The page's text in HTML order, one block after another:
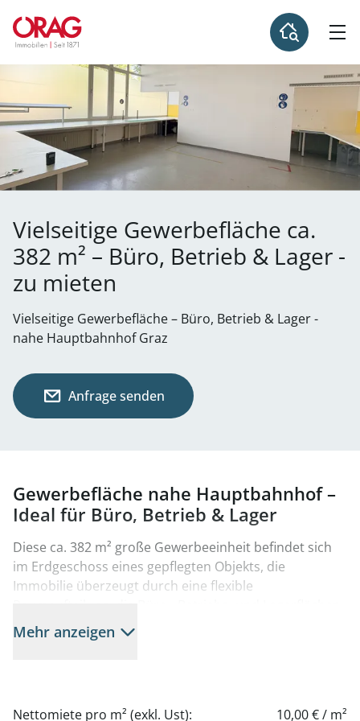
Vielseitige Gewerbefläche ca.
382 m² – Büro, Betrieb & Lager -
zu mieten
Vielseitige Gewerbefläche – Büro, Betrieb & Lager -
nahe Hauptbahnhof Graz
Anfrage senden
Gewerbefläche nahe Hauptbahnhof –
Ideal für Büro, Betrieb & Lager
Diese ca. 382 m² große Gewerbeeinheit befindet sich
im Erdgeschoss eines gepflegten Objekts, die
Immobilie überzeugt durch eine flexible
effizient vereint.
Mehr anzeigen
Nettomiete pro m² (exkl. Ust):
10,00 € / m²